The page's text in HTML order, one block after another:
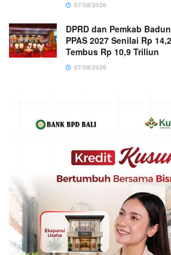
07/08/2026
DPRD dan Pemkab
PPAS 2027 Senilai Rp
Tembus Rp 10,9 Triliun
07/08/2026